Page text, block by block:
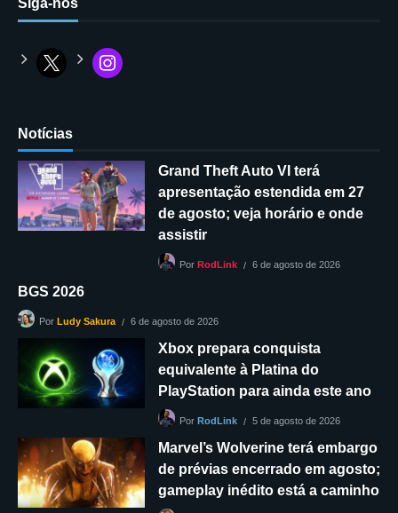
Siga-nos
Notícias
Grand Theft Auto VI terá
apresentação estendida em 27
de agosto; veja horário e onde
assistir
Por RodLink 6 de agosto de 2026
BGS 2026
Por Ludy Sakura 6 de agosto de 2026
Xbox prepara conquista
equivalente à Platina do
PlayStation para ainda este ano
Por RodLink 5 de agosto de 2026
Marvel’s Wolverine terá embargo
de prévias encerrado em agosto;
gameplay inédito está a caminho